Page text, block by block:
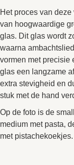
Het proces van
van hoogwaardige
glas. Dit glas wordt
waarna
vormen met precisie
glas een langzame
extra stevigheid en
stuk met de hand
Op de foto is de
medium met pasta,
met pistachekoekjes.